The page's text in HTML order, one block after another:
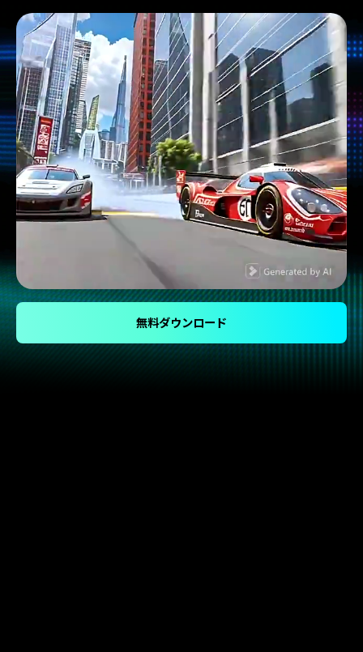
無料ダウンロード